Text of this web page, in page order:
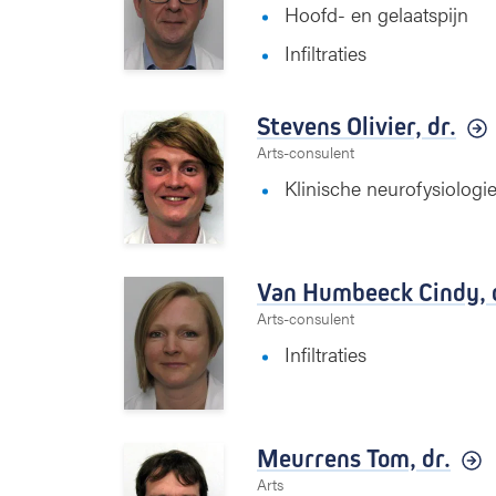
Hoofd- en gelaatspijn
Infiltraties
Stevens Olivier, dr.
Arts-consulent
Klinische neurofysiologie
Van Humbeeck Cindy,
Arts-consulent
Infiltraties
Meurrens Tom, dr.
Arts